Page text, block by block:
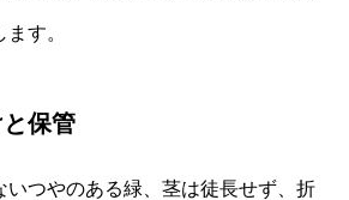
す。
保管
いつやのある緑、茎は徒長せず、折